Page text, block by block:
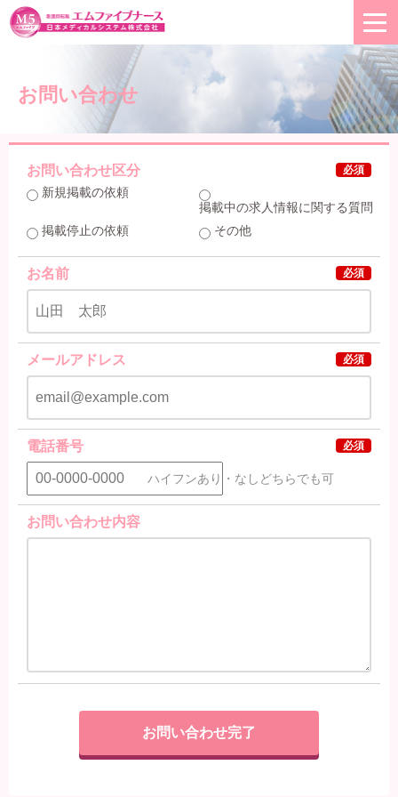
お問い合わせ
必須
お問い合わせ区分
新規掲載の依頼
掲載中の求人情報に関する質問
掲載停止の依頼
その他
必須
お名前
必須
メールアドレス
必須
電話番号
ハイフンあり・なしどちらでも可
お問い合わせ内容
お問い合わせ完了